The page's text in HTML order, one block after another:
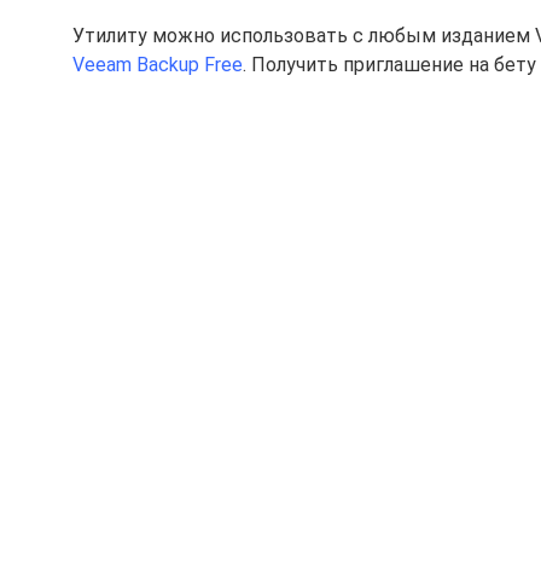
Утилиту можно использовать с любым изданием
Veeam Backup Free. Получить приглашение на